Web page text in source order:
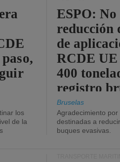
los
de la
ESPO: No
reducción
de
RCDE UE
400
registro
Bruselas
Agradecimiento
destinadas a
buques evasivas.